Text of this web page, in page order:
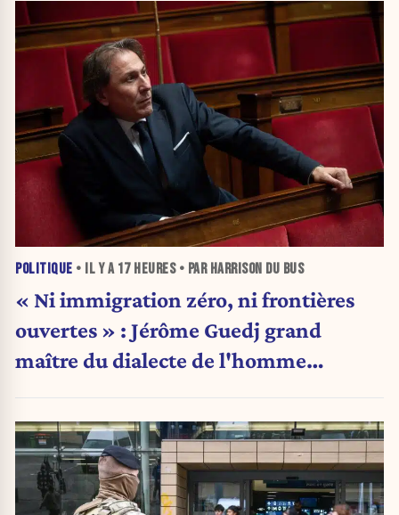
POLITIQUE • IL Y A 17 HEURES• PAR HARRISON DU BUS
« Ni immigration zéro, ni frontières
ouvertes » : Jérôme Guedj grand
maître du dialecte de l'homme